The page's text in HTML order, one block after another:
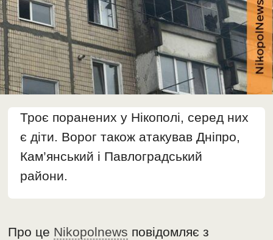
Троє поранених у Нікополі, серед них
є діти. Ворог також атакував Дніпро,
Кам’янський і Павлоградський
райони.
Про це Nikopolnews повідомляє з